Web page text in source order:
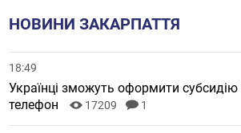
НОВИНИ ЗАКАРПАТТЯ
18:49
Українці зможуть оформити субсидію
телефон
17209 1